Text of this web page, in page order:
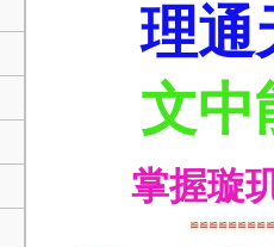
理通
文中
掌握璇